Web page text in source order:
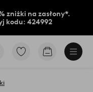
zniżki na zasłony*.
kodu: 424992
PrzejdźPrzejdź